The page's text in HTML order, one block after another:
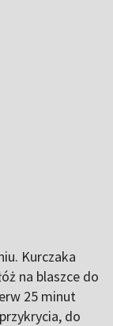
Kurczaka
na blaszce do
25 minut
do